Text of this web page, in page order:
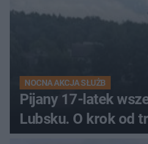
NOCNA AKCJA SŁUŻB
Pijany 17-latek
Lubsku. O krok od